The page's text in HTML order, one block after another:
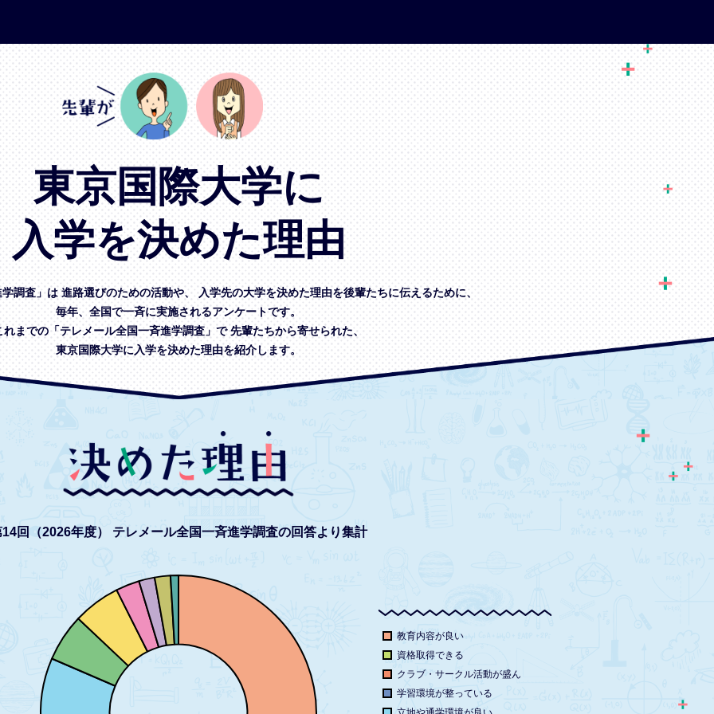
東京国際大学に
入学を決めた理由
調査」は進路選びのための活動や、入学先の大学を決めた理由を後輩たちに伝えるために、
毎年、全国で一斉に実施されるアンケートです。
れまでの「テレメール全国一斉進学調査」で先輩たちから寄せられた、
東京国際大学に入学を決めた理由を紹介します。
回（2026年度） テレメール全国一斉進学調査の回答より集計
教育内容が良い
資格取得できる
クラブ・サークル活動が盛ん
学習環境が整っている